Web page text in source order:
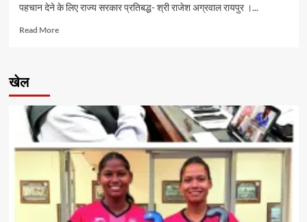
पहचान देने के लिए राज्य सरकार प्रतिबद्ध- श्री राजेश अग्रवाल रायपुर ।...
Read MoreRead
सोमवार
पर
कैबिनेट
मंत्री
श्री
राजेश
अग्रवाल
लखनपुर
खेल